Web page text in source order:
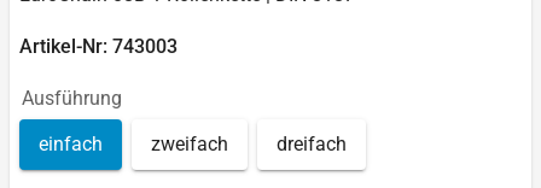
Artikel-Nr: 743003
Ausführung
einfach zweifach dreifach